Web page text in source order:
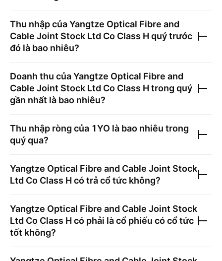
Thu nhập củaYangtze Optical Fibre and
Cable Joint Stock Ltd Co Class H quý trước
đó là bao nhiêu?
Doanh thu củaYangtze Optical Fibre and
Cable Joint Stock Ltd Co Class H trong quý
gần nhất là bao nhiêu?
Thu nhập ròng của 1YO là bao nhiêu trong
quý qua?
Yangtze Optical Fibre and Cable Joint Stock
Ltd Co Class H có trả cổ tức không?
Yangtze Optical Fibre and Cable Joint Stock
Ltd Co Class H có phải là cổ phiếu có cổ tức
tốt không?